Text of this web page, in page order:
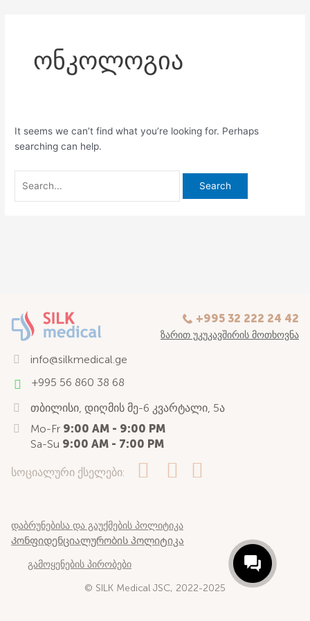
ონკოლოგია
It seems we can’t find what you’re looking for. Perhaps
searching can help.
+995 32 222 24 42
ᲖᲐᲠᲘᲗ ᲣᲙᲣᲙᲐᲕᲨᲘᲠᲘᲡ ᲛᲝᲗᲮᲝᲕᲜᲐ
info@silkmedical.ge
+995 56 860 38 68
თბილისი, დიღმის მე-6 კვარტალი, 5ა
Mo-Fr 9:00 AM - 9:00 PM
Sa-Su 9:00 AM - 7:00 PM
სოციალური ქსელები:
დაბრუნებისა და გაუქმების პოლიტიკა
Კონფიდენციალურობის პოლიტიკა
გამოყენების პირობები
© SILK Medical JSC, 2022-2025